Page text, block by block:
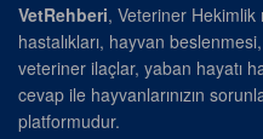
VetRehberi, Veteriner Hekimlik
hastalıkları, hayvan
veteriner ilaçlar, yaban hayatı
cevap ile hayvanlarınızın
platformudur.